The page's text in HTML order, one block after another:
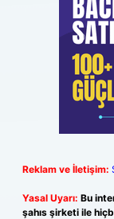
Reklam ve İletişim:
Yasal Uyarı: Bu
şahıs şirketi ile